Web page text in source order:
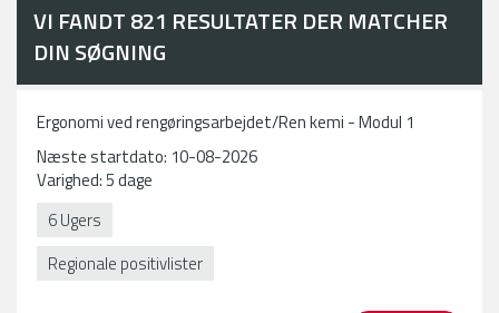
enter
opdateres
kursuslisten
på
den
filtrering.
kurserne
kursuslisten
på
Når
værdier
vælges
dette
opdateres
VI FANDT821 RESULTATER DER MATCHER
DIN SØGNING
Ergonomi ved rengøringsarbejdet/Ren kemi - Modul 1
6 Ugers
Regionale positivlister
Næste startdato: 10-08-2026
Varighed: 5 dage